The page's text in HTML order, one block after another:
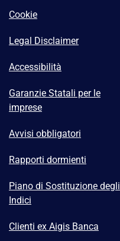
Cookie
Legal Disclaimer
Accessibilità
Garanzie Statali per le
imprese
Avvisi obbligatori
Rapporti dormienti
Piano di Sostituzione degli
Indici
Clienti ex Aigis Banca